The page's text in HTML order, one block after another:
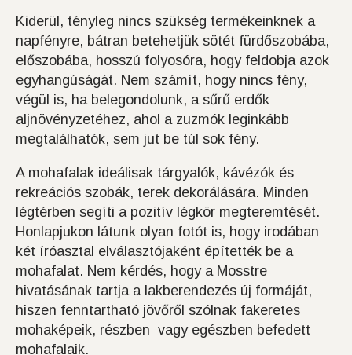
Kiderül, tényleg nincs szükség termékeinknek a
napfényre, bátran betehetjük sötét fürdőszobába,
előszobába, hosszú folyosóra, hogy feldobja azok
egyhangúságát. Nem számít, hogy nincs fény,
végül is, ha belegondolunk, a sűrű erdők
aljnövényzetéhez, ahol a zuzmók leginkább
megtalálhatók, sem jut be túl sok fény.
A mohafalak ideálisak tárgyalók, kávézók és
rekreációs szobák, terek dekorálására. Minden
légtérben segíti a pozitív légkör megteremtését.
Honlapjukon látunk olyan fotót is, hogy irodában
két íróasztal elválasztójaként építették be a
mohafalat.​ Nem kérdés, hogy a Mosstre
hivatásának tartja a lakberendezés új formáját,
hiszen fenntartható jövőről szólnak fakeretes
mohaképeik, részben vagy egészben befedett
mohafalaik.